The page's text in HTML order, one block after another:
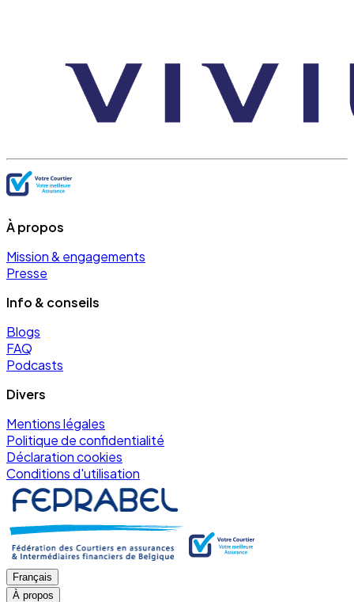
À propos
Mission & engagements
Presse
Info & conseils
Blogs
FAQ
Podcasts
Divers
Mentions légales
Politique de confidentialité
Déclaration cookies
Conditions d'utilisation
Français
À propos